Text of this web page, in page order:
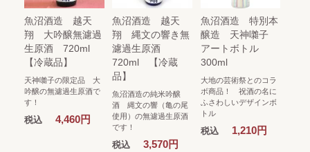
魚沼酒造 越天
翔 大吟醸無濾過
生原酒 720ml
【冷蔵品】
天神囃子の限定品 大
吟醸の無濾過生原酒で
す！
税込 4,460円
魚沼酒造 越天
翔 縄文の響き無
濾過生原酒
720ml 【冷蔵
品】
魚沼酒造の純米吟醸
酒 縄文の響（亀の尾
使用）の無濾過生原酒
です！
税込 3,570円
魚沼酒造 特別本
醸造 天神囃子
アートボトル
300ml
大地の芸術祭とのコラ
ボ商品！ 祝酒の名に
ふさわしいデザインボ
トル
税込 1,210円